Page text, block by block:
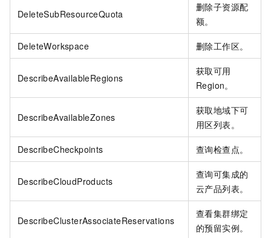
DeleteSubResourceQuota
删除子资源配
额。
DeleteWorkspace 删除工作区。
DescribeAvailableRegions
获取可用
Region。
DescribeAvailableZones
获取地域下可
用区列表。
DescribeCheckpoints 查询检查点。
DescribeCloudProducts
查询可集成的
云产品列表。
DescribeClusterAssociateReservations
查看集群绑定
的预留实例。